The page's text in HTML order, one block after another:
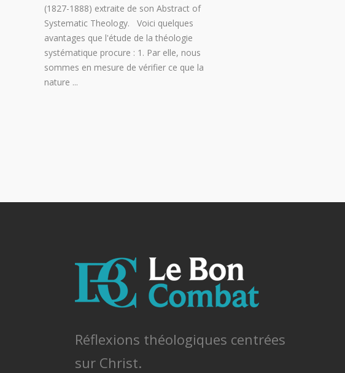
(1827-1888) extraite de son Abstract of
Systematic Theology. Voici quelques
avantages que l'étude de la théologie
systématique procure : 1. Par elle, nous
sommes en mesure de vérifier ce que la
nature
Réflexions théologiques centrées
sur Christ.